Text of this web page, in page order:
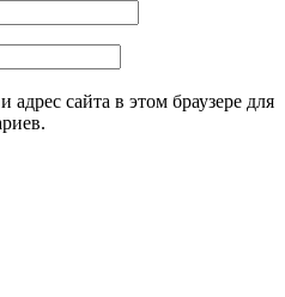
сайта в этом браузере для